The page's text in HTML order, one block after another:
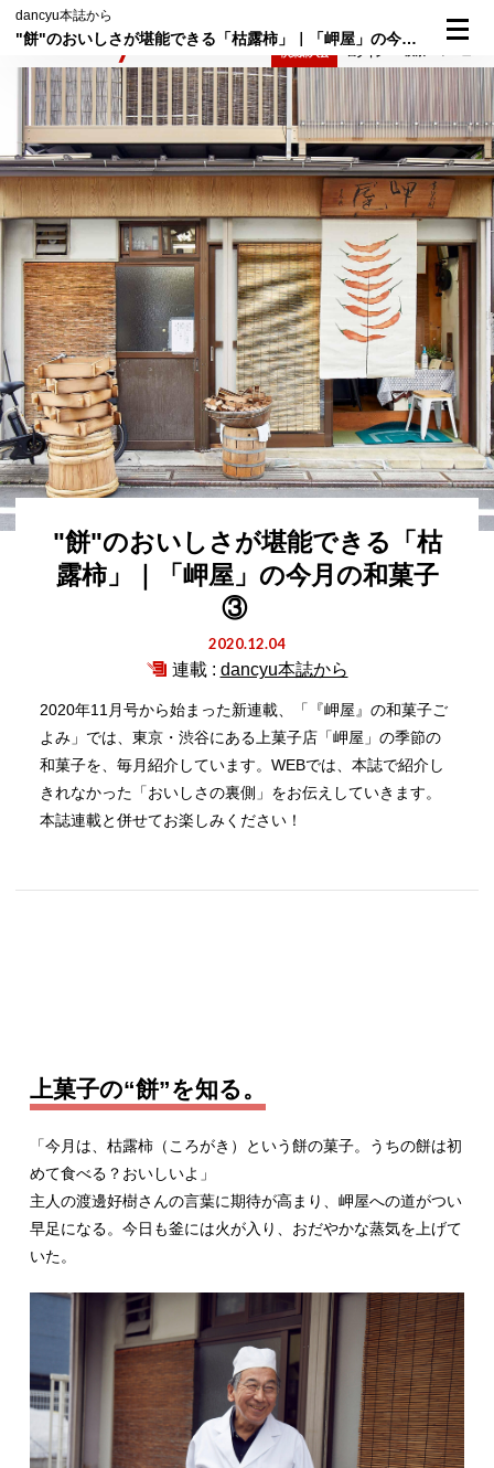
dancyu本誌から
"餅"のおいしさが堪能できる「枯露柿」｜「岬屋」の今月の和菓子③
"餅"のおいしさが堪能できる「枯
露柿」｜「岬屋」の今月の和菓子
③
2020.12.04
連載 : dancyu本誌から
2020年11月号から始まった新連載、「『岬屋』の和菓子ご
よみ」では、東京・渋谷にある上菓子店「岬屋」の季節の
和菓子を、毎月紹介しています。WEBでは、本誌で紹介し
きれなかった「おいしさの裏側」をお伝えしていきます。
本誌連載と併せてお楽しみください！
上菓子の“餅”を知る。
「今月は、枯露柿（ころがき）という餅の菓子。うちの餅は初
めて食べる？おいしいよ」
主人の渡邊好樹さんの言葉に期待が高まり、岬屋への道がつい
早足になる。今日も釜には火が入り、おだやかな蒸気を上げて
いた。